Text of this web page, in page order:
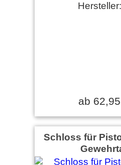
ab
Schloss für